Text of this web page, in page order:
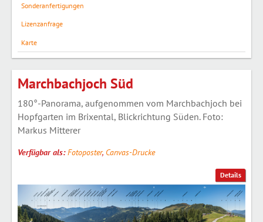
Sonderanfertigungen
Lizenzanfrage
Karte
Details
Marchbachjoch Süd
180°-Panorama, aufgenommen vom Marchbachjoch bei
Hopfgarten im Brixental, Blickrichtung Süden. Foto:
Markus Mitterer
Verfügbar als:Fotoposter, Canvas-Drucke